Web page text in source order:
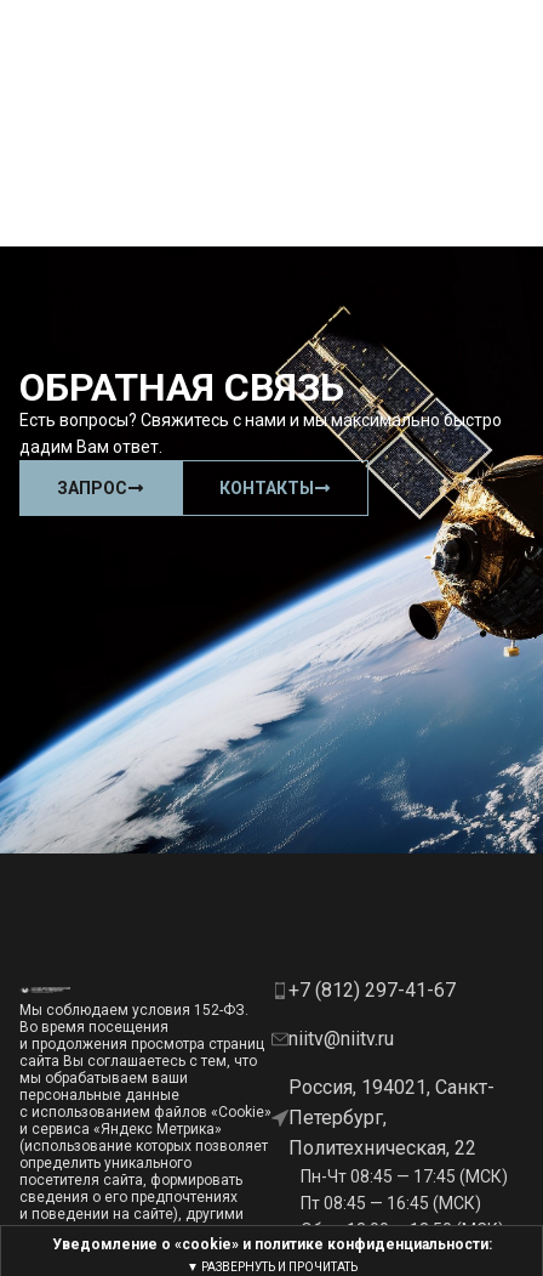
ОБРАТНАЯ СВЯЗЬ
Есть вопросы? Свяжитесь с нами и мы максимально быстро
дадим Вам ответ.
ЗАПРОС КОНТАКТЫ
Мы соблюдаем условия 152-ФЗ.
Во время посещения
и продолжения просмотра страниц
сайта Вы соглашаетесь с тем, что
мы обрабатываем ваши
персональные данные
с использованием файлов «Cookie»
и сервиса «Яндекс Метрика»
(использование которых позволяет
определить уникального
посетителя сайта, формировать
сведения о его предпочтениях
и поведении на сайте), другими
метрическими сервисами,
в соответствии сполитикой
конфиденциальности в отношении
Уведомление о «сookie» и политике конфиденциальности:
▼ РАЗВЕРНУТЬ И ПРОЧИТАТЬ
+7 (812) 297-41-67
niitv@niitv.ru
Россия, 194021, Санкт-
Петербург,
Политехническая, 22
Пн-Чт 08:45 — 17:45 (МСК)
Пт 08:45 — 16:45 (МСК)
Обед 13:00 — 13:50 (МСК)